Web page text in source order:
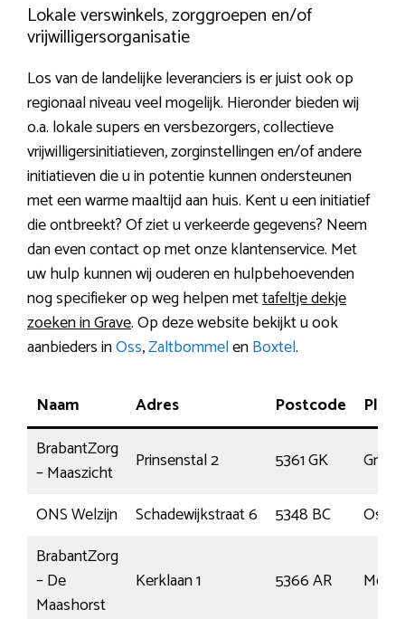
Lokale verswinkels, zorggroepen en/of
vrijwilligersorganisatie
Los van de landelijke leveranciers is er juist ook op
regionaal niveau veel mogelijk. Hieronder bieden wij
o.a. lokale supers en versbezorgers, collectieve
vrijwilligersinitiatieven, zorginstellingen en/of andere
initiatieven die u in potentie kunnen ondersteunen
met een warme maaltijd aan huis. Kent u een initiatief
die ontbreekt? Of ziet u verkeerde gegevens? Neem
dan even contact op met onze klantenservice. Met
uw hulp kunnen wij ouderen en hulpbehoevenden
nog specifieker op weg helpen mettafeltje dekje
zoeken in Grave. Op deze website bekijkt u ook
aanbieders inOss,ZaltbommelenBoxtel.
Naam Adres Postcode
BrabantZorg
– Maaszicht
Prinsenstal 2 5361 GK
Grave
ONS Welzijn
Schadewijkstraat 6 5348 BC
Oss
BrabantZorg
– De
Maashorst
Kerklaan 1 5366 AR